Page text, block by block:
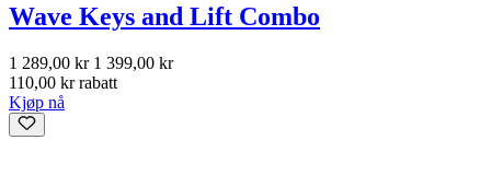
Wave Keys and Lift Combo
1 289,00 kr 1 399,00 kr
110,00 kr rabatt
Kjøp nå